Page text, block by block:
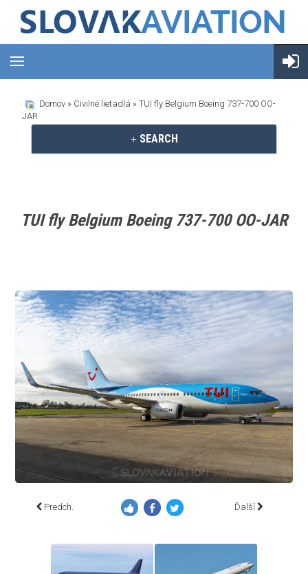
Domov » Civilné lietadlá » TUI fly Belgium Boeing 737-700 OO-
JAR
SEARCH
TUI fly Belgium Boeing 737-700 OO-JAR
Predch. Ďalší